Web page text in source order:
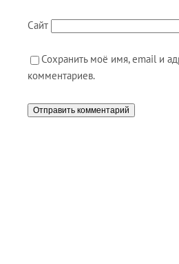
Сайт
Сохранить моё имя, email и
комментариев.